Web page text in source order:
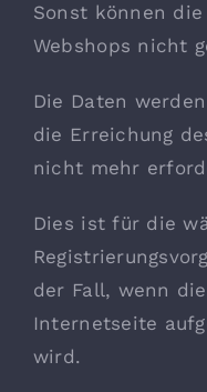
Sonst können
Webshops nicht
Die Daten
die Erreichung
nicht mehr
Dies ist für die
der Fall, wenn
Internetseite
wird.